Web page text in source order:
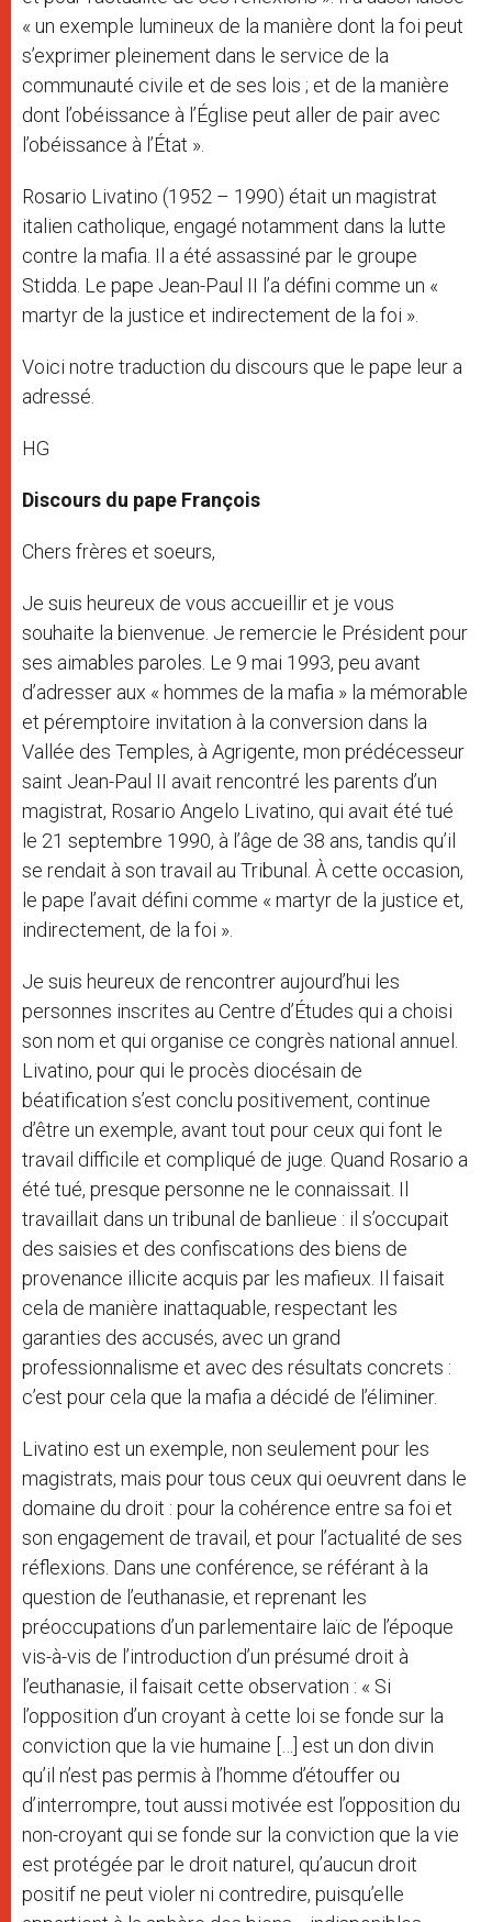
« un exemple lumineux de la manière dont la foi peut
s’exprimer pleinement dans le service de la
communauté civile et de ses lois ; et de la manière
dont l’obéissance à l’Église peut aller de pair avec
l’obéissance à l’État ».
Rosario Livatino (1952 – 1990) était un magistrat
italien catholique, engagé notamment dans la lutte
contre la mafia. Il a été assassiné par le groupe
Stidda. Le pape Jean-Paul II l’a défini comme un «
martyr de la justice et indirectement de la foi ».
Voici notre traduction du discours que le pape leur a
adressé.
HG
Discours du pape François
Chers frères et soeurs,
Je suis heureux de vous accueillir et je vous
souhaite la bienvenue. Je remercie le Président pour
ses aimables paroles. Le 9 mai 1993, peu avant
d’adresser aux « hommes de la mafia » la mémorable
et péremptoire invitation à la conversion dans la
Vallée des Temples, à Agrigente, mon prédécesseur
saint Jean-Paul II avait rencontré les parents d’un
magistrat, Rosario Angelo Livatino, qui avait été tué
le 21 septembre 1990, à l’âge de 38 ans, tandis qu’il
se rendait à son travail au Tribunal. À cette occasion,
le pape l’avait défini comme « martyr de la justice et,
indirectement, de la foi ».
Je suis heureux de rencontrer aujourd’hui les
personnes inscrites au Centre d’Études qui a choisi
son nom et qui organise ce congrès national annuel.
Livatino, pour qui le procès diocésain de
béatification s’est conclu positivement, continue
d’être un exemple, avant tout pour ceux qui font le
travail difficile et compliqué de juge. Quand Rosario a
été tué, presque personne ne le connaissait. Il
travaillait dans un tribunal de banlieue : il s’occupait
des saisies et des confiscations des biens de
provenance illicite acquis par les mafieux. Il faisait
cela de manière inattaquable, respectant les
garanties des accusés, avec un grand
professionnalisme et avec des résultats concrets :
c’est pour cela que la mafia a décidé de l’éliminer.
Livatino est un exemple, non seulement pour les
magistrats, mais pour tous ceux qui oeuvrent dans le
domaine du droit : pour la cohérence entre sa foi et
son engagement de travail, et pour l’actualité de ses
réflexions. Dans une conférence, se référant à la
question de l’euthanasie, et reprenant les
préoccupations d’un parlementaire laïc de l’époque
vis-à-vis de l’introduction d’un présumé droit à
l’euthanasie, il faisait cette observation : « Si
l’opposition d’un croyant à cette loi se fonde sur la
conviction que la vie humaine […] est un don divin
qu’il n’est pas permis à l’homme d’étouffer ou
d’interrompre, tout aussi motivée est l’opposition du
non-croyant qui se fonde sur la conviction que la vie
est protégée par le droit naturel, qu’aucun droit
positif ne peut violer ni contredire, puisqu’elle